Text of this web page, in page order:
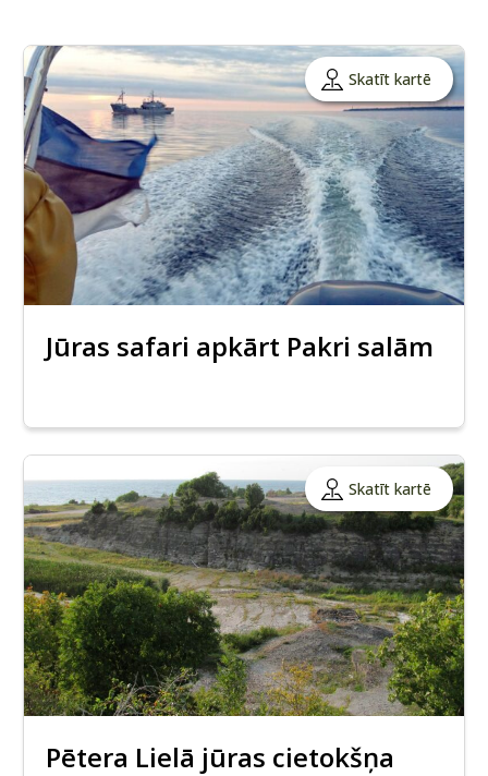
Skatīt kartē
Jūras safari apkārt Pakri salām
Skatīt kartē
Pētera Lielā jūras cietokšņa